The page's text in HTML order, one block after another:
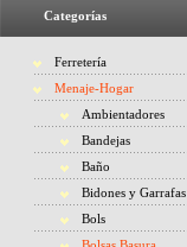
Categorías
Ferretería
Menaje-Hogar
Ambientadores
Bandejas
Baño
Bidones y Garrafas
Bols